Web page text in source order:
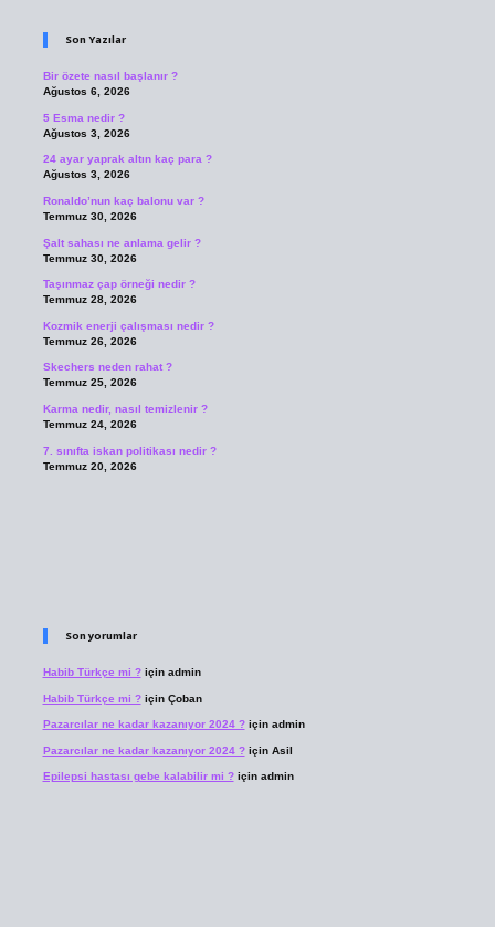
Son Yazılar
Bir özete nasıl başlanır ?
Ağustos 6, 2026
5 Esma nedir ?
Ağustos 3, 2026
24 ayar yaprak altın kaç para ?
Ağustos 3, 2026
Ronaldo’nun kaç balonu var ?
Temmuz 30, 2026
Şalt sahası ne anlama gelir ?
Temmuz 30, 2026
Taşınmaz çap örneği nedir ?
Temmuz 28, 2026
Kozmik enerji çalışması nedir ?
Temmuz 26, 2026
Skechers neden rahat ?
Temmuz 25, 2026
Karma nedir, nasıl temizlenir ?
Temmuz 24, 2026
7. sınıfta iskan politikası nedir ?
Temmuz 20, 2026
Son yorumlar
Habib Türkçe mi ?için admin
Habib Türkçe mi ?için Çoban
Pazarcılar ne kadar kazanıyor 2024 ?için admin
Pazarcılar ne kadar kazanıyor 2024 ?için Asil
Epilepsi hastası gebe kalabilir mi ?için admin